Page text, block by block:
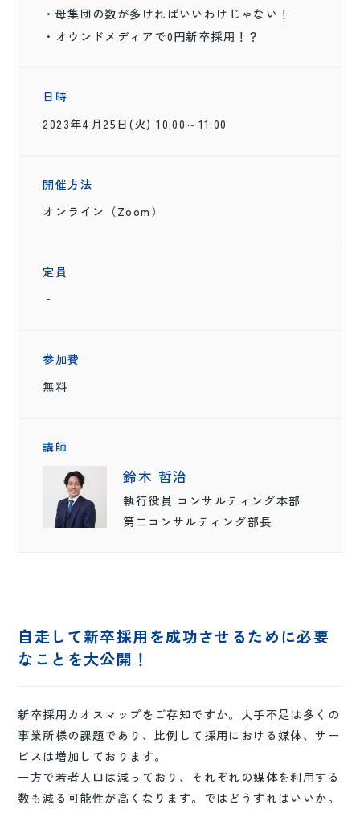
・母集団の数が多ければいいわけじゃない！
・オウンドメディアで0円新卒採用！？
日時
2023年4月25日(火) 10:00～11:00
開催方法
オンライン（Zoom）
定員
‐
参加費
無料
講師
鈴木 哲治
執行役員 コンサルティング本部
第二コンサルティング部長
自走して新卒採用を成功させるために必要
なことを大公開！
新卒採用カオスマップをご存知ですか。人手不足は多くの
事業所様の課題であり、比例して採用における媒体、サー
ビスは増加しております。
一方で若者人口は減っており、それぞれの媒体を利用する
数も減る可能性が高くなります。ではどうすればいいか。